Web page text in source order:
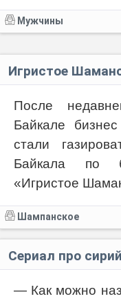
Мужчины
Игристое
После
Байкале
стали
Байкала по
«Игристое
Шампанское
Сериал про
— Как можно